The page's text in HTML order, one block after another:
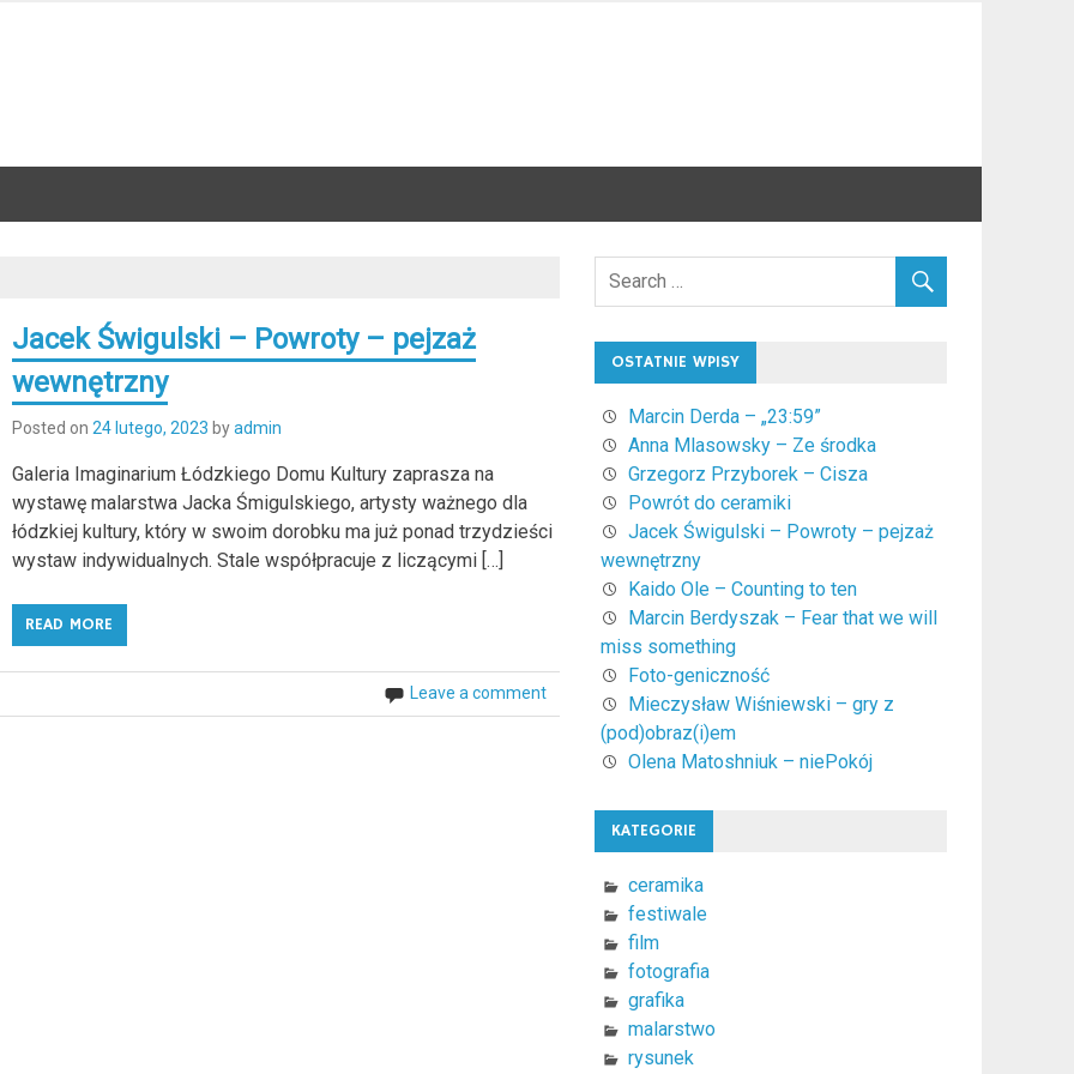
Jacek Świgulski – Powroty – pejzaż
wewnętrzny
Posted on24 lutego, 2023 byadmin
Galeria Imaginarium Łódzkiego Domu Kultury zaprasza na
wystawę malarstwa Jacka Śmigulskiego, artysty ważnego dla
łódzkiej kultury, który w swoim dorobku ma już ponad trzydzieści
wystaw indywidualnych. Stale współpracuje z liczącymi […]
READ MORE
Leave a comment
OSTATNIE WPISY
Marcin Derda – „23:59”
Anna Mlasowsky – Ze środka
Grzegorz Przyborek – Cisza
Powrót do ceramiki
Jacek Świgulski – Powroty – pejzaż
wewnętrzny
Kaido Ole – Counting to ten
Marcin Berdyszak – Fear that we will
miss something
Foto-geniczność
Mieczysław Wiśniewski – gry z
(pod)obraz(i)em
Olena Matoshniuk – niePokój
KATEGORIE
ceramika
festiwale
film
fotografia
grafika
malarstwo
rysunek